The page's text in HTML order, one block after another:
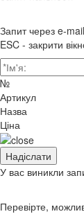
Запит через e-
ESC - закрити
№
Артикул
Назва
Ціна
У вас виникли
Перевірте,